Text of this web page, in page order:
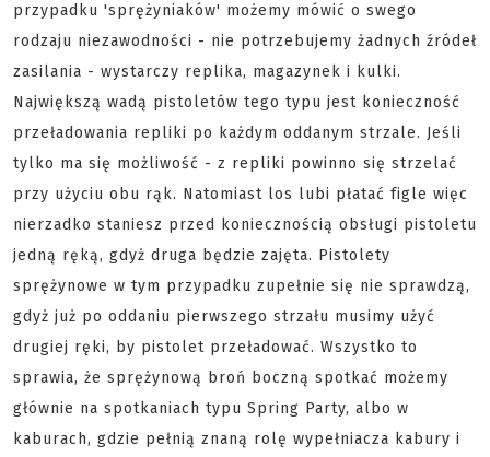
przypadku 'sprężyniaków' możemy mówić o swego
rodzaju niezawodności - nie potrzebujemy żadnych źródeł
zasilania - wystarczy replika, magazynek i kulki.
Największą wadą pistoletów tego typu jest konieczność
przeładowania repliki po każdym oddanym strzale. Jeśli
tylko ma się możliwość - z repliki powinno się strzelać
przy użyciu obu rąk. Natomiast los lubi płatać figle więc
nierzadko staniesz przed koniecznością obsługi pistoletu
jedną ręką, gdyż druga będzie zajęta. Pistolety
sprężynowe w tym przypadku zupełnie się nie sprawdzą,
gdyż już po oddaniu pierwszego strzału musimy użyć
drugiej ręki, by pistolet przeładować. Wszystko to
sprawia, że sprężynową broń boczną spotkać możemy
głównie na spotkaniach typu Spring Party, albo w
kaburach, gdzie pełnią znaną rolę wypełniacza kabury i